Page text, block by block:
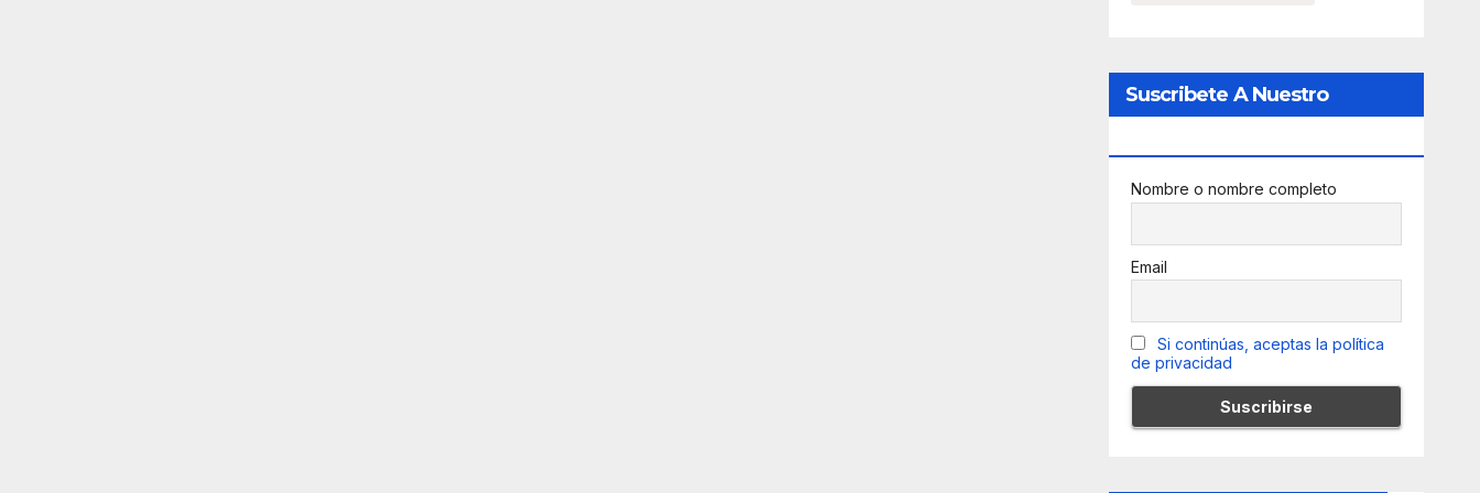
Suscribete A Nuestro
Nombre o nombre completo
Email
Si continúas, aceptas la política
de privacidad